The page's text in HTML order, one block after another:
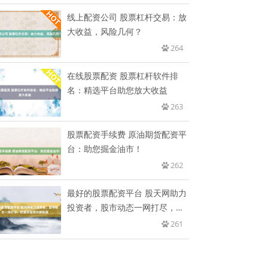
线上配资公司 股票杠杆交易：放
大收益，风险几何？
264
在线股票配资 股票杠杆软件排
名：精选平台助您放大收益
263
股票配资手续费 原油期货配资平
台：助您掘金油市！
262
最好的股票配资平台 股天网助力
投资者，股市动态一网打尽，把
261